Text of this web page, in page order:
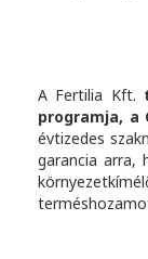
A Fertilia Kft.
programja, a
évtizedes
garancia arra,